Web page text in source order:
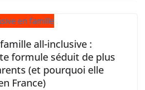
all-inclusive :
formule séduit de plus
(et pourquoi elle
France)